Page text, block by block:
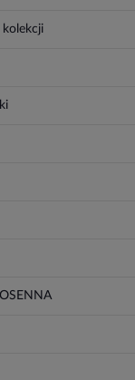
kolekcji